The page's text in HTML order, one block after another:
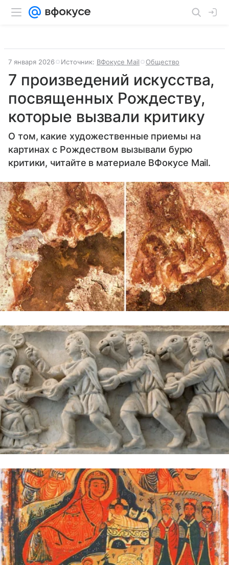
7 января 2026 Источник: ВФокусе Mail Общество
7 произведений искусства,
посвященных Рождеству,
которые вызвали критику
О том, какие художественные приемы на
картинах с Рождеством вызывали бурю
критики, читайте в материале ВФокусе Mail.